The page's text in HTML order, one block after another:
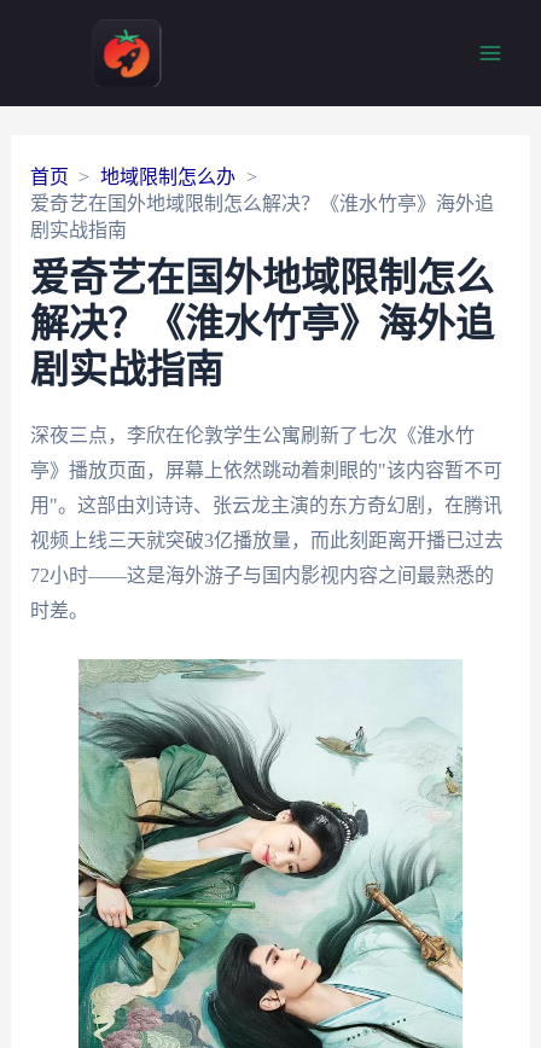
首页
地域限制怎么办
爱奇艺在国外地域限制怎么解决？《淮水竹亭》海外追
剧实战指南
爱奇艺在国外地域限制怎么
解决？《淮水竹亭》海外追
剧实战指南
深夜三点，李欣在伦敦学生公寓刷新了七次《淮水竹
亭》播放页面，屏幕上依然跳动着刺眼的"该内容暂不可
用"。这部由刘诗诗、张云龙主演的东方奇幻剧，在腾讯
视频上线三天就突破3亿播放量，而此刻距离开播已过去
72小时——这是海外游子与国内影视内容之间最熟悉的
时差。